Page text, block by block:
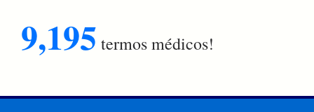
9,195 termos médicos!